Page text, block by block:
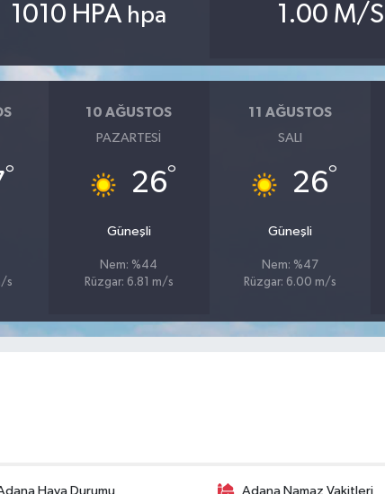
1010 HPA hpa 1.00 M/S
°
s
10 AĞUSTOS
PAZARTESI
26°
Güneşli
Nem: %44
Rüzgar: 6.81 m/s
11 AĞUSTOS
SALI
26°
Güneşli
Nem: %47
Rüzgar: 6.00 m/s
Hava Durumu Adana Namaz Vakitleri